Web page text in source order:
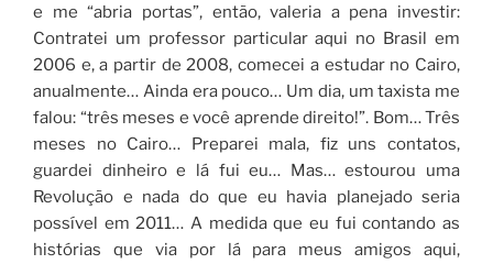
e me “abria portas”, então, valeria a pena investir:
Contratei um professor particular aqui no Brasil em
2006 e, a partir de 2008, comecei a estudar no Cairo,
anualmente… Ainda era pouco… Um dia, um taxista me
falou: “três meses e você aprende direito!”. Bom… Três
meses no Cairo… Preparei mala, fiz uns contatos,
guardei dinheiro e lá fui eu… Mas… estourou uma
Revolução e nada do que eu havia planejado seria
possível em 2011… A medida que eu fui contando as
histórias que via por lá para meus amigos aqui,